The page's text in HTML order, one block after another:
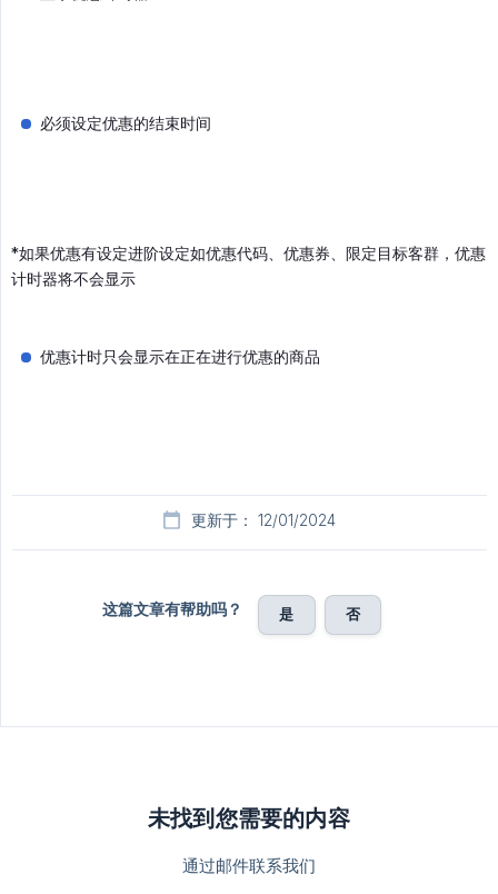
必须设定优惠的结束时间
*如果优惠有设定进阶设定如优惠代码、优惠券、限定目标客群，优惠
计时器将不会显示
优惠计时只会显示在正在进行优惠的商品
更新于： 12/01/2024
这篇文章有帮助吗？ 是 否
未找到您需要的内容
通过邮件联系我们